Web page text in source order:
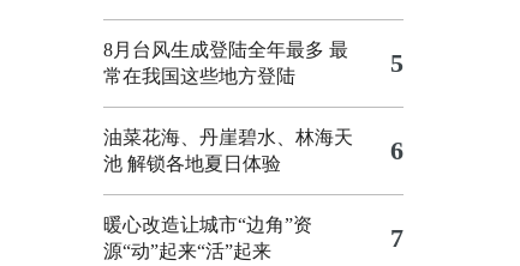
8月台风生成登陆全年最多 最
常在我国这些地方登陆
5
油菜花海、丹崖碧水、林海天
池 解锁各地夏日体验
6
暖心改造让城市“边角”资
源“动”起来“活”起来
7